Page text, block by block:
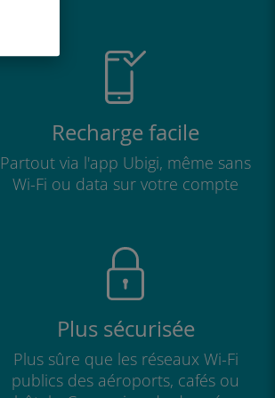
Recharge facile
Partout via l'app Ubigi, même sans
Wi-Fi ou data sur votre compte
Plus sécurisée
Plus sûre que les réseaux Wi-Fi
publics des aéroports, cafés ou